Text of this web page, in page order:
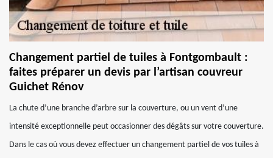
Changement partiel de tuiles à Fontgombault :
faites préparer un devis par l’artisan couvreur
Guichet Rénov
La chute d’une branche d’arbre sur la couverture, ou un vent d’une
intensité exceptionnelle peut occasionner des dégâts sur votre couverture.
Dans le cas où vous devez effectuer un changement partiel de vos tuiles à